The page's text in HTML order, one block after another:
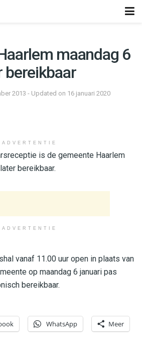
maandag 6
bereikbaar
2013 - Updated on 16 januari 2020
ADVERTENTIE
is de gemeente Haarlem
bereikbaar.
ADVERTENTIE
vanaf 11.00 uur open in plaats van
op maandag 6 januari pas
bereikbaar.
WhatsApp Meer